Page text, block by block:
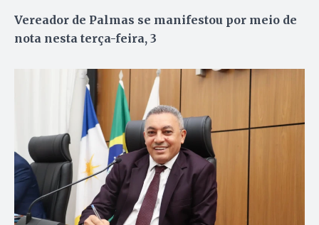
Vereador de Palmas se manifestou por meio de
nota nesta terça-feira, 3